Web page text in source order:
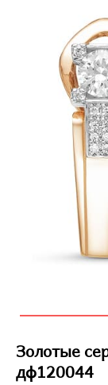
Золотые
дф120044